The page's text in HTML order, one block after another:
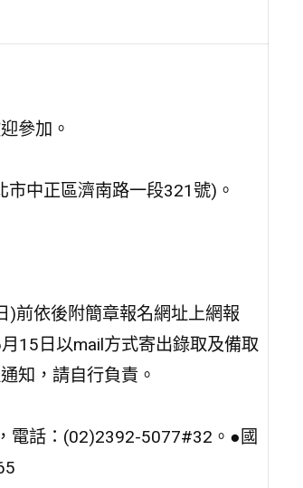
參加。
中正區濟南路一段321號)。
前依後附簡章報名網址上網報
15日以mail方式寄出錄取及備取
知，請自行負責。
電話：(02)2392-5077#32。●國